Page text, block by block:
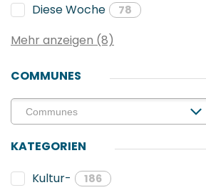
Diese Woche 78
Mehr anzeigen (8)
COMMUNES
KATEGORIEN
Kultur-
186